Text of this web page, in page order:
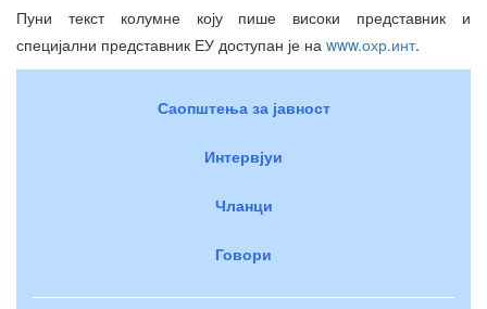
Пуни текст колумне коју пише високи представник и
специјални представник ЕУ доступан је на www.охр.инт.
Саопштења за јавност
Интервјуи
Чланци
Говори